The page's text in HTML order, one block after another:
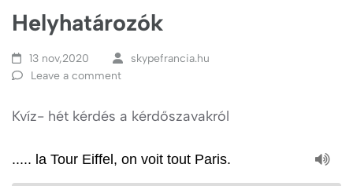
Helyhatározók
13 nov,2020
skypefrancia.hu
Leave a comment
Kvíz- hét kérdés a kérdőszavakról